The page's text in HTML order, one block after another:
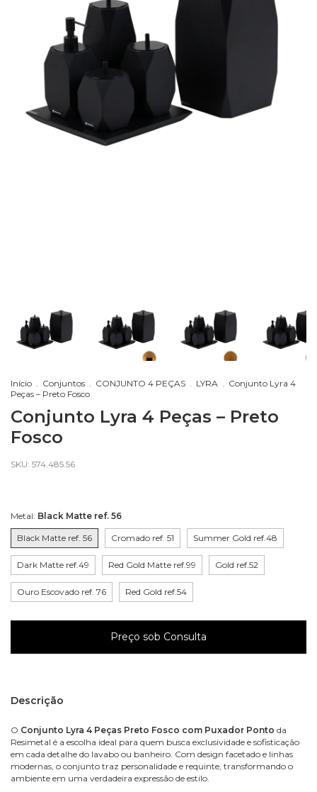
Início Conjuntos CONJUNTO 4 PEÇAS LYRA
Conjunto Lyra 4
Peças – Preto Fosco
Conjunto Lyra 4 Peças – Preto
Fosco
SKU: 574.485.56
Metal: Black Matte ref. 56
Black Matte ref. 56 Cromado ref. 51 Summer Gold ref.48
Dark Matte ref.49 Red Gold Matte ref.99 Gold ref.52
Ouro Escovado ref. 76 Red Gold ref.54
Descrição
O Conjunto Lyra 4 Peças Preto Fosco com Puxador Ponto da
Resimetal é a escolha ideal para quem busca exclusividade e sofisticação
em cada detalhe do lavabo ou banheiro. Com design facetado e linhas
modernas, o conjunto traz personalidade e requinte, transformando o
ambiente em uma verdadeira expressão de estilo.